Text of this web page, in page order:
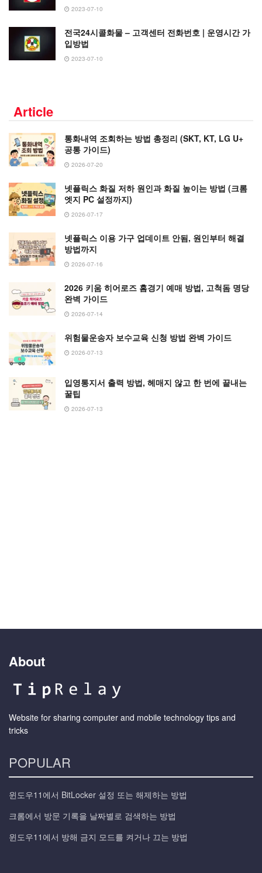
2023-07-10
전국24시콜화물 – 고객센터 전화번호 | 운영시간 가
입방법
2023-07-10
Article
통화내역 조회하는 방법 총정리 (SKT, KT, LG U+
공통 가이드)
2026-07-20
넷플릭스 화질 저하 원인과 화질 높이는 방법 (크롬
엣지 PC 설정까지)
2026-07-17
넷플릭스 이용 가구 업데이트 안됨, 원인부터 해결
방법까지
2026-07-16
2026 키움 히어로즈 홈경기 예매 방법, 고척돔 명당
완벽 가이드
2026-07-14
위험물운송자 보수교육 신청 방법 완벽 가이드
2026-07-13
입영통지서 출력 방법, 헤매지 않고 한 번에 끝내는
꿀팁
2026-07-13
About
Website for sharing computer and mobile technology tips and
tricks
POPULAR
윈도우11에서 BitLocker 설정 또는 해제하는 방법
크롬에서 방문 기록을 날짜별로 검색하는 방법
윈도우11에서 방해 금지 모드를 켜거나 끄는 방법